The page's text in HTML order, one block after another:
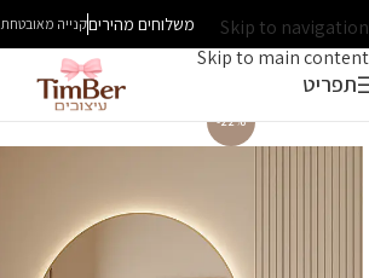
Skip to navigation
Skip to main content
משלוחים מהיריםקנייה מאובטחת
תפריט
-22%